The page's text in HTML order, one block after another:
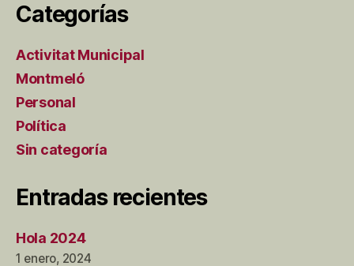
Categorías
Activitat Municipal
Montmeló
Personal
Política
Sin categoría
Entradas recientes
Hola 2024
1 enero, 2024